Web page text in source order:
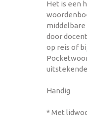
Het is een
door
op reis of
Handig
* Met